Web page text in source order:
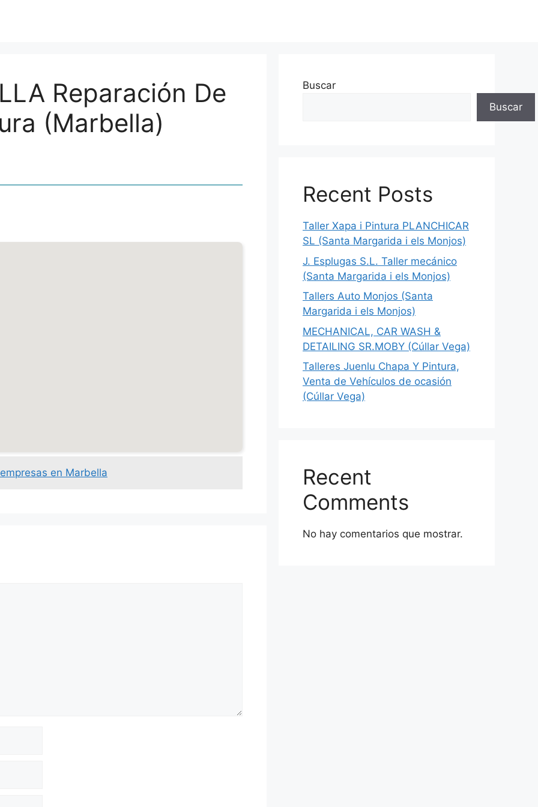
Reparación De
(Marbella)
en Marbella
Buscar
Buscar
Recent Posts
Taller Xapa i Pintura PLANCHICAR
SL (Santa Margarida i els Monjos)
J. Esplugas S.L. Taller mecánico
(Santa Margarida i els Monjos)
Tallers Auto Monjos (Santa
Margarida i els Monjos)
MECHANICAL, CAR WASH &
DETAILING SR.MOBY (Cúllar Vega)
Talleres Juenlu Chapa Y Pintura,
Venta de Vehículos de ocasión
(Cúllar Vega)
Recent
Comments
No hay comentarios que mostrar.